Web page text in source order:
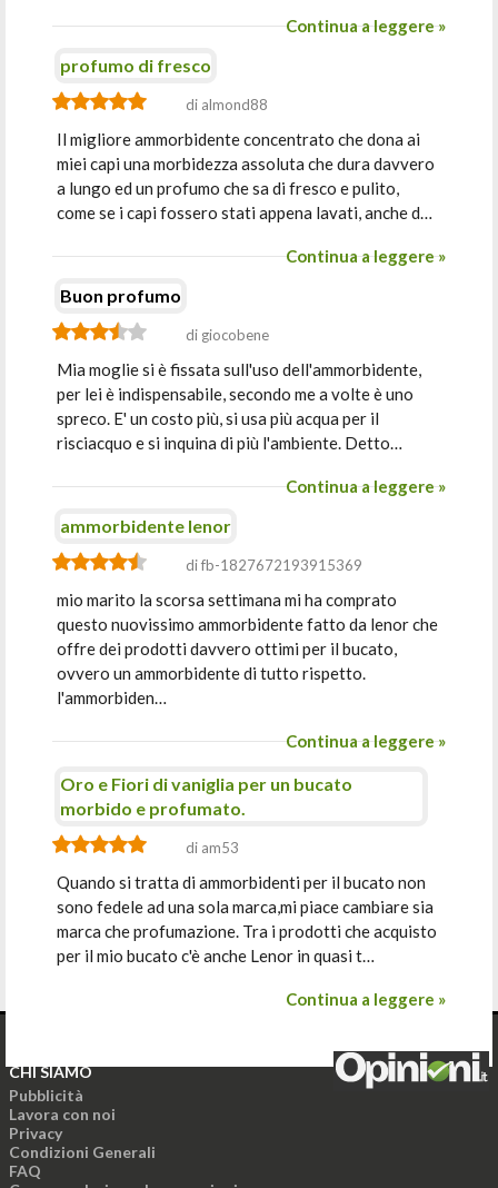
Continua a leggere »
profumo di fresco
di almond88
Il migliore ammorbidente concentrato che dona ai
miei capi una morbidezza assoluta che dura davvero
a lungo ed un profumo che sa di fresco e pulito,
come se i capi fossero stati appena lavati, anche d…
Continua a leggere »
Buon profumo
di giocobene
Mia moglie si è fissata sull'uso dell'ammorbidente,
per lei è indispensabile, secondo me a volte è uno
spreco. E' un costo più, si usa più acqua per il
risciacquo e si inquina di più l'ambiente. Detto…
Continua a leggere »
ammorbidente lenor
di fb-1827672193915369
mio marito la scorsa settimana mi ha comprato
questo nuovissimo ammorbidente fatto da lenor che
offre dei prodotti davvero ottimi per il bucato,
ovvero un ammorbidente di tutto rispetto.
l'ammorbiden…
Continua a leggere »
Oro e Fiori di vaniglia per un bucato
morbido e profumato.
di am53
Quando si tratta di ammorbidenti per il bucato non
sono fedele ad una sola marca,mi piace cambiare sia
marca che profumazione. Tra i prodotti che acquisto
per il mio bucato c'è anche Lenor in quasi t…
Continua a leggere »
CHI SIAMO
Pubblicità
Lavora con noi
Privacy
Condizioni Generali
FAQ